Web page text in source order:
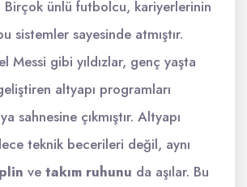
Birçok ünlü futbolcu, kariyerlerinin
sistemler sayesinde atmıştır.
Messi gibi yıldızlar, genç yaşta
altyapı programları
sahnesine çıkmıştır. Altyapı
teknik becerileri değil, aynı
ve takım ruhunu da aşılar. Bu